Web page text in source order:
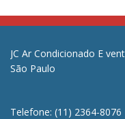
JC Ar Condicionado E
São Paulo
Telefone: (11) 2364-8076